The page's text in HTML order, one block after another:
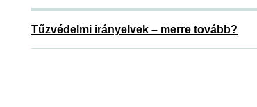
Tűzvédelmi irányelvek – merre tovább?